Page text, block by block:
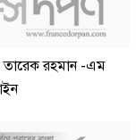
তারেক রহমান -এম